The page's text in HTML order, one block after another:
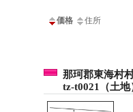
価格 住所
那珂郡東海村
tz-t0021（土地